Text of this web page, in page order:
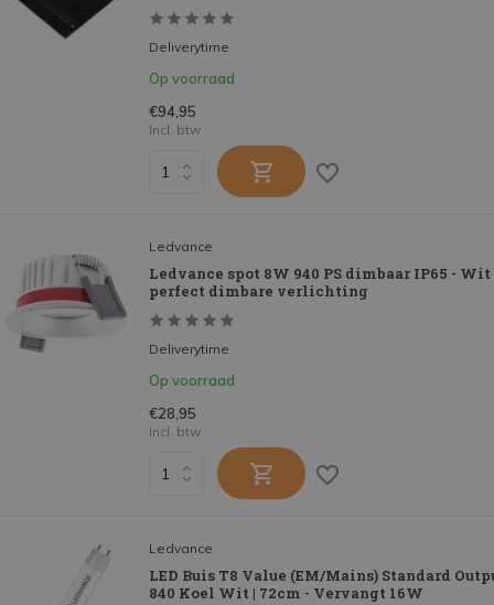
Deliverytime
Op voorraad
€94,95
Incl. btw
Ledvance
Ledvance spot 8W 940 PS dimbaar IP65 -
perfect dimbare verlichting
Deliverytime
Op voorraad
€28,95
Incl. btw
Ledvance
LED Buis T8 Value (EM/Mains) Standard
840 Koel Wit | 72cm - Vervangt 16W